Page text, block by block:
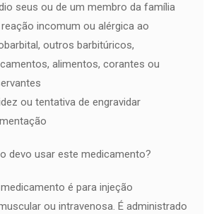
seus ou de um membro da família
incomum ou alérgica ao
outros barbitúricos,
alimentos, corantes ou
ou tentativa de engravidar
devo usar este medicamento?
é para injeção
ou intravenosa. É administrado